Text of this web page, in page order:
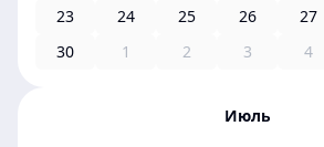
23
24 25 26 27
30
1 2 3 4
Июль